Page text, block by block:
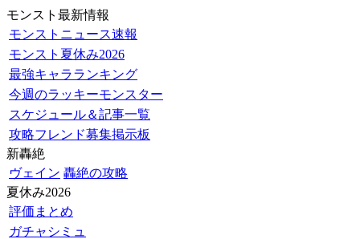
モンスト最新情報
モンストニュース速報
モンスト夏休み2026
最強キャラランキング
今週のラッキーモンスター
スケジュール＆記事一覧
攻略フレンド募集掲示板
新轟絶
ヴェイン 轟絶の攻略
夏休み2026
評価まとめ
ガチャシミュ